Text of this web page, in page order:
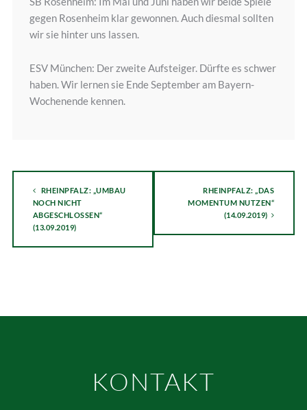
gegen Rosenheim klar gewonnen. Auch diesmal sollten
wir sie hinter uns lassen.
ESV München: Der zweite Aufsteiger. Dürfte es schwer
haben. Wir lernen sie Ende September am Bayern-
Wochenende kennen.
RHEINPFALZ: „UMBAU
NOCH NICHT
ABGESCHLOSSEN“
(13.09.2019)
RHEINPFALZ: „DAS
MOMENTUM NUTZEN“
(14.09.2019)
KONTAKT